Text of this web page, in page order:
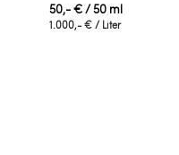
50,- €/ 50 ml
1.000,- € / Liter